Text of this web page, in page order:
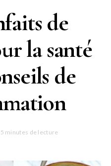
de
la santé
de
5 minutes de lecture